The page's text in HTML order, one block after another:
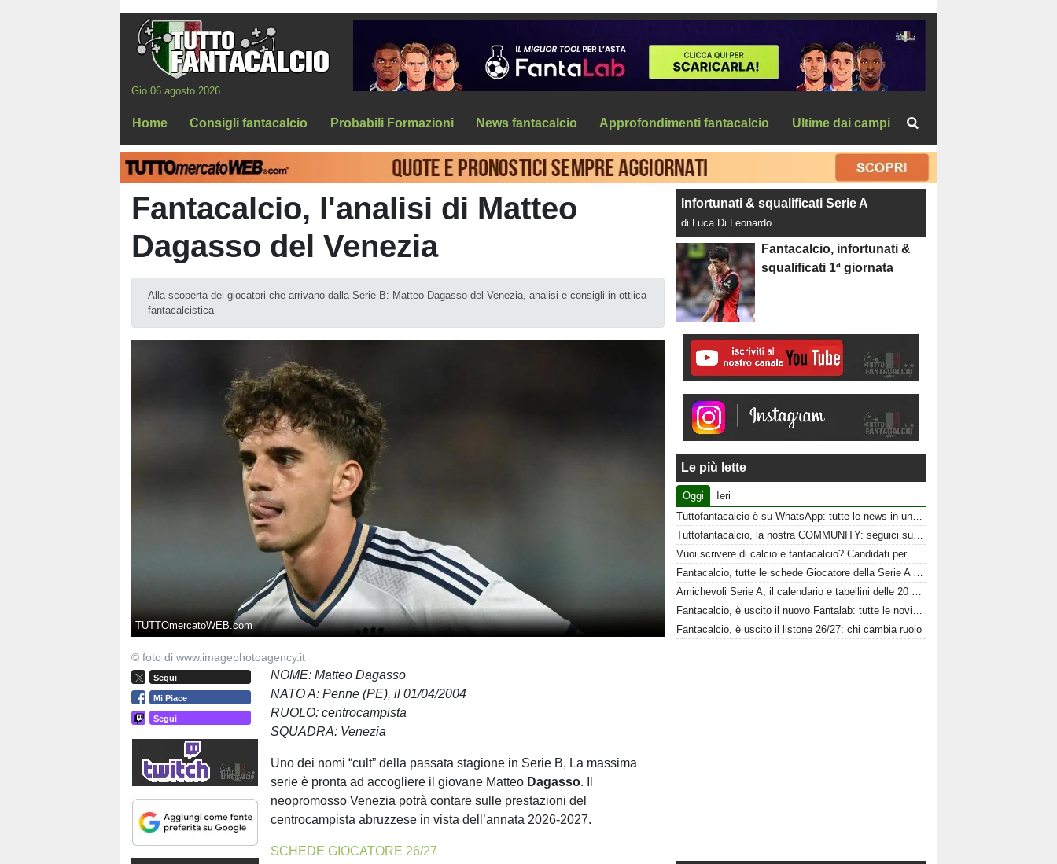
Gio 06 agosto 2026
Home Consigli fantacalcio Probabili Formazioni News fantacalcio Approfondimenti fantacalcio Ultime dai campi
Fantacalcio, l'analisi di Matteo
Dagasso del Venezia
Alla scoperta dei giocatori che arrivano dalla Serie B: Matteo Dagasso del Venezia, analisi e consigli in ottiica
fantacalcistica
TUTTOmercatoWEB.com
© foto di www.imagephotoagency.it
Segui
Mi Piace
Segui
NOME: Matteo Dagasso
NATO A: Penne (PE), il 01/04/2004
RUOLO: centrocampista
SQUADRA: Venezia
Uno dei nomi “cult” della passata stagione in Serie B, La massima
serie è pronta ad accogliere il giovane Matteo Dagasso. Il
neopromosso Venezia potrà contare sulle prestazioni del
centrocampista abruzzese in vista dell’annata 2026-2027.
SCHEDE GIOCATORE 26/27
Infortunati & squalificati Serie A
di Luca Di Leonardo
Fantacalcio, infortunati &
squalificati 1ª giornata
Le più lette
Oggi
Ieri
Tuttofantacalcio è su WhatsApp: tutte le news in un click
Tuttofantacalcio, la nostra COMMUNITY: seguici sui nostri canali social
Vuoi scrivere di calcio e fantacalcio? Candidati per Tuttofantacalcio
Fantacalcio, tutte le schede Giocatore della Serie A 26-27
Amichevoli Serie A, il calendario e tabellini delle 20 squadre
Fantacalcio, è uscito il nuovo Fantalab: tutte le novità 2026-2027
Fantacalcio, è uscito il listone 26/27: chi cambia ruolo